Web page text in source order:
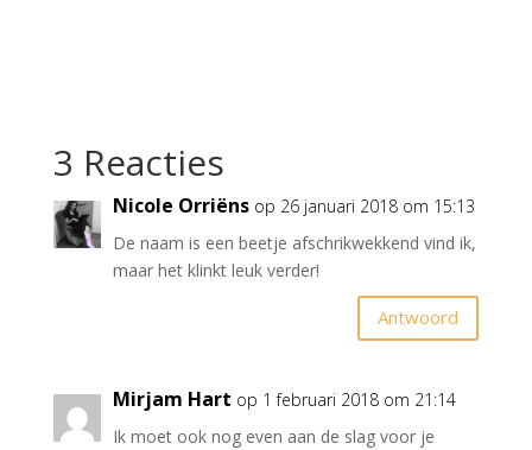
3 Reacties
Nicole Orriëns op 26 januari 2018 om 15:13
De naam is een beetje afschrikwekkend vind ik,
maar het klinkt leuk verder!
Antwoord
Mirjam Hart op 1 februari 2018 om 21:14
Ik moet ook nog even aan de slag voor je